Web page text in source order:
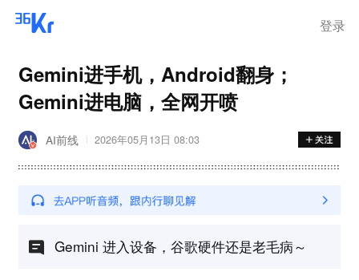
登录
Gemini进手机，Android翻身；
Gemini进电脑，全网开喷
AI前线 2026年05月13日 08:03
Gemini 进入设备，谷歌硬件还是老毛病～